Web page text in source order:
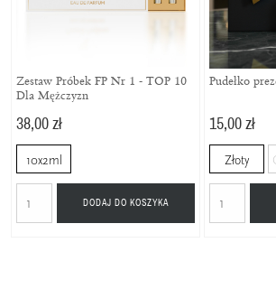
Zestaw Próbek FP Nr 1 - TOP 10
Dla Mężczyzn
38,00 zł
10x2ml
DODAJ DO KOSZYKA
Pudełko
15,00 zł
Złoty